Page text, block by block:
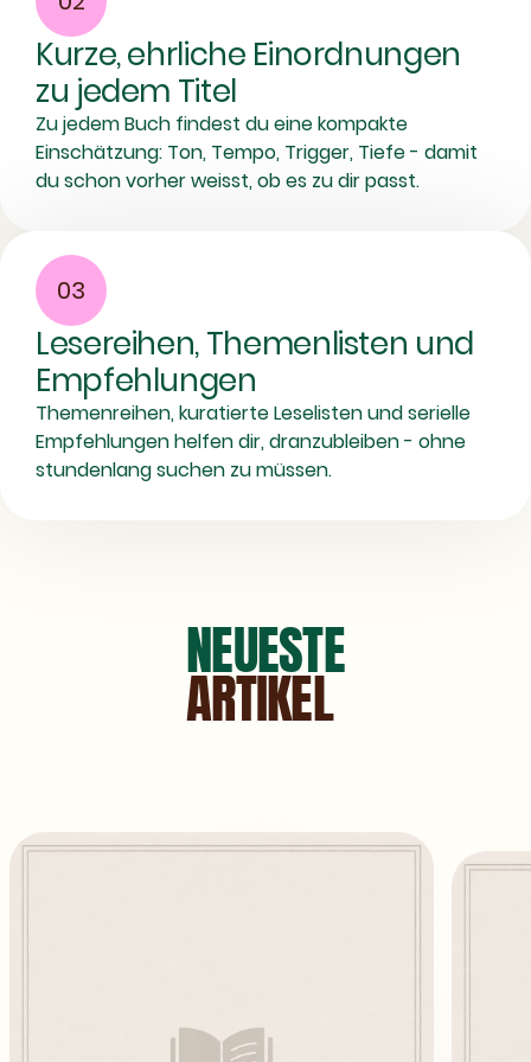
Kurze, ehrliche Einordnungen
zu jedem Titel
Zu jedem Buch findest du eine kompakte
Einschätzung: Ton, Tempo, Trigger, Tiefe - damit
du schon vorher weisst, ob es zu dir passt.
03
Lesereihen, Themenlisten und
Empfehlungen
Themenreihen, kuratierte Leselisten und serielle
Empfehlungen helfen dir, dranzubleiben - ohne
stundenlang suchen zu müssen.
NEUESTE
ARTIKEL